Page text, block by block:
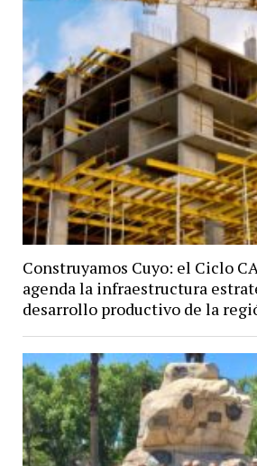
Construyamos Cuyo: el Ciclo
agenda la infraestructura
desarrollo productivo de la